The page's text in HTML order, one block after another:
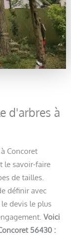
d'arbres à
Concoret
le savoir-faire
de tailles.
définir avec
devis le plus
Voici
56430 :